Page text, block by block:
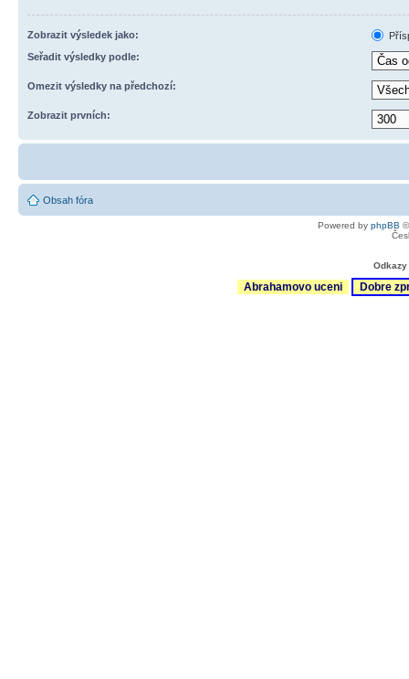
Zobrazit výsledek jako:
Seřadit výsledky podle:
Omezit výsledky na předchozí:
Zobrazit prvních:
Obsah fóra
Powered by phpBB
Abrahamovo uceni Dobre